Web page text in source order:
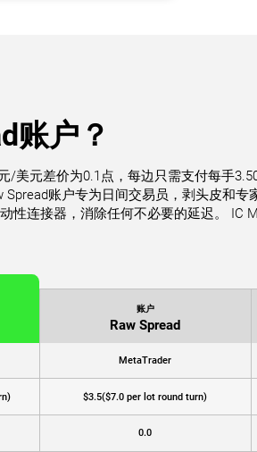
账户？
美元差价为0.1点，每边只需支付每手
账户专为日间交易员，剥头皮和专
性连接器，消除任何不必要的延迟。 IC
账户
Raw Spread
MetaTrader
$3.5($7.0 per lot round turn)
0.0